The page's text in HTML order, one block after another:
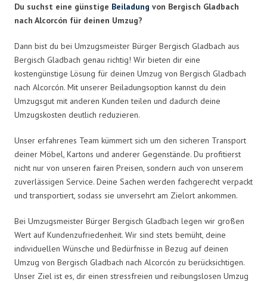
Du suchst eine günstige Beiladung von Bergisch Gladbach
nach Alcorcón für deinen Umzug?
Dann bist du bei Umzugsmeister Bürger Bergisch Gladbach aus
Bergisch Gladbach genau richtig! Wir bieten dir eine
kostengünstige Lösung für deinen Umzug von Bergisch Gladbach
nach Alcorcón. Mit unserer Beiladungsoption kannst du dein
Umzugsgut mit anderen Kunden teilen und dadurch deine
Umzugskosten deutlich reduzieren.
Unser erfahrenes Team kümmert sich um den sicheren Transport
deiner Möbel, Kartons und anderer Gegenstände. Du profitierst
nicht nur von unseren fairen Preisen, sondern auch von unserem
zuverlässigen Service. Deine Sachen werden fachgerecht verpackt
und transportiert, sodass sie unversehrt am Zielort ankommen.
Bei Umzugsmeister Bürger Bergisch Gladbach legen wir großen
Wert auf Kundenzufriedenheit. Wir sind stets bemüht, deine
individuellen Wünsche und Bedürfnisse in Bezug auf deinen
Umzug von Bergisch Gladbach nach Alcorcón zu berücksichtigen.
Unser Ziel ist es, dir einen stressfreien und reibungslosen Umzug